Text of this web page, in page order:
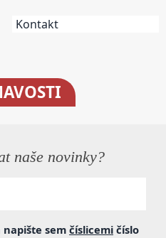
Kontakt
naše novinky?
napište sem číslicemi číslo